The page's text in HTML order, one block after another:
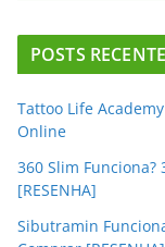
POSTS
Tattoo Life
Online
360 Slim Funciona?
[RESENHA]
Sibutramin